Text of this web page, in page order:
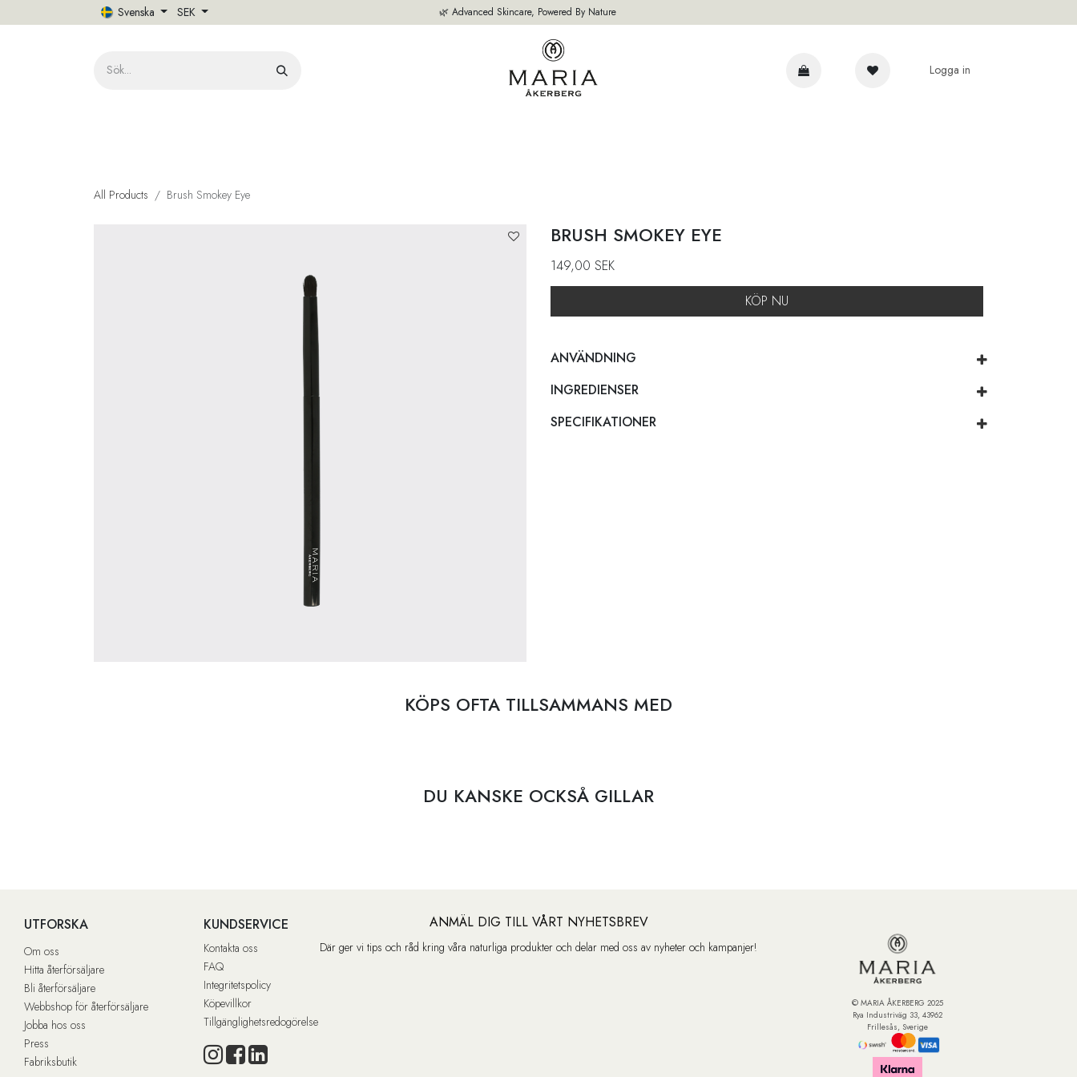
Svenska SEK 🌿 Advanced Skincare, Powered By Nature
Logga in
All Products Brush Smokey Eye
BRUSH SMOKEY EYE
149,00 SEK
KÖP NU
ANVÄNDNING
INGREDIENSER
SPECIFIKATIONER
KÖPS OFTA TILLSAMMANS MED
DU KANSKE OCKSÅ GILLAR
UTFORSKA
Om oss
Hitta återförsäljare
Bli återförsäljare
Webbshop för återförsäljare
Jobba hos oss
Press
Fabriksbutik
KUNDSERVICE
Kontakta oss
FAQ
Integritetspolicy
Köpevillkor
Tillgänglighetsredogörelse
ANMÄL DIG TILL VÅRT NYHETSBREV
Där ger vi tips och råd kring våra naturliga produkter och delar med oss av nyheter och kampanjer!
© MARIA ÅKERBERG 2025
Rya Industriväg 33, 43962
Frillesås, Sverige